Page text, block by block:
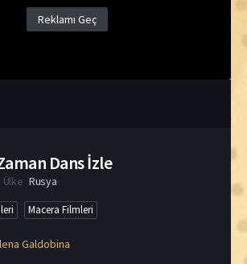
Reklamı Geç
Dans İzle
Ülke Rusya
Macera Filmleri
Galdobina